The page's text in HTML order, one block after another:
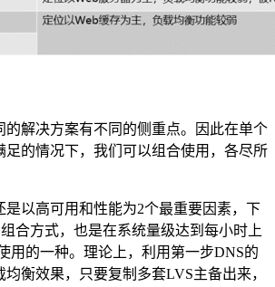
的解决方案有不同的侧重点。因此在单个
足的情况下，我们可以组合使用，各尽所
是以高可用和性能为2个最重要因素，下
合方式，也是在系统量级达到每小时上
用的一种。理论上，利用第一步DNS的
衡效果，只要复制多套LVS主备出来，